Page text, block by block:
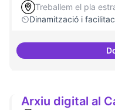
Treballem el pla
Dinamització i
Arxiu digital al